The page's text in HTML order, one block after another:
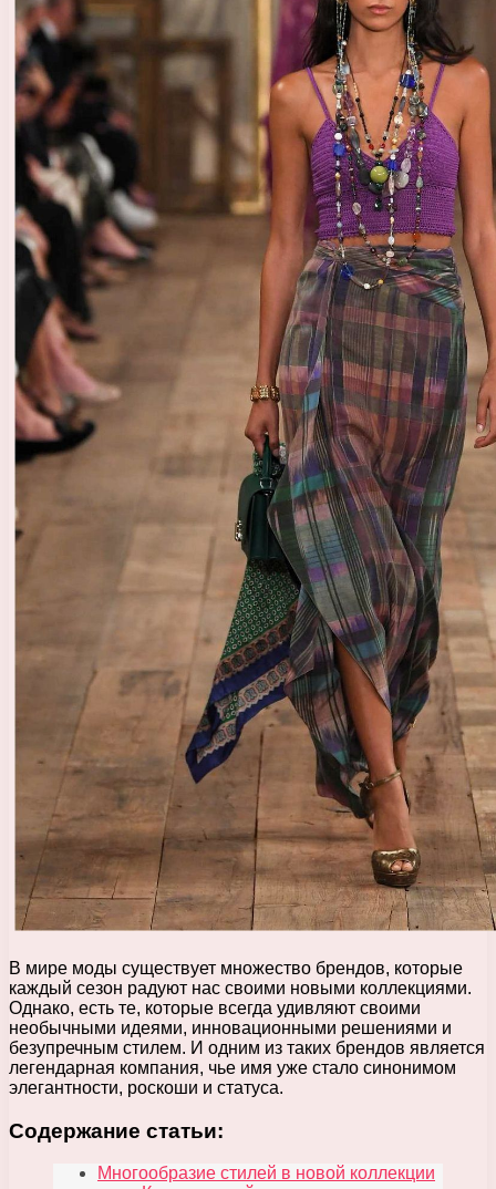
В мире моды существует множество брендов, которые
каждый сезон радуют нас своими новыми коллекциями.
Однако, есть те, которые всегда удивляют своими
необычными идеями, инновационными решениями и
безупречным стилем. И одним из таких брендов является
легендарная компания, чье имя уже стало синонимом
элегантности, роскоши и статуса.
Содержание статьи:
Многообразие стилей в новой коллекции